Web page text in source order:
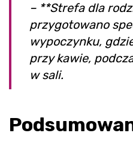
– **Strefa dla
przygotowano
wypoczynku,
przy kawie,
w sali.